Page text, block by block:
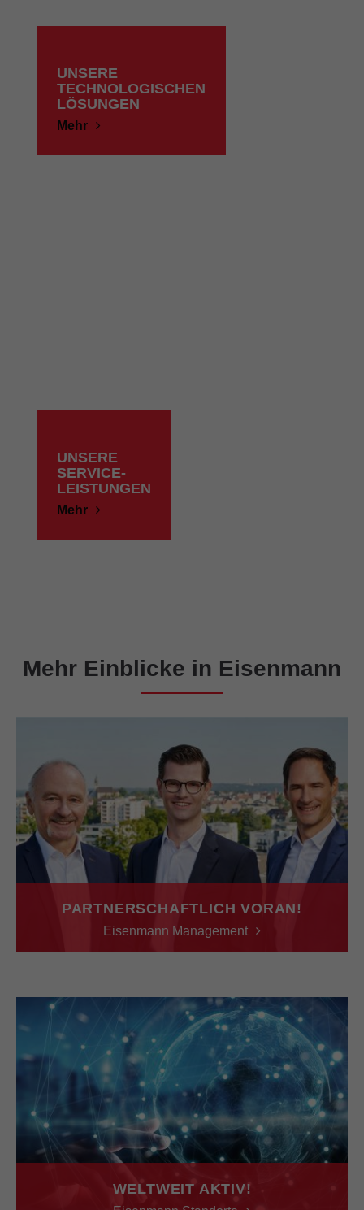
UNSERE
TECHNOLOGISCHEN
LÖSUNGEN
Mehr
UNSERE
SERVICE-
LEISTUNGEN
Mehr
Mehr Einblicke in Eisenmann
PARTNERSCHAFTLICH VORAN!
Eisenmann Management
WELTWEIT AKTIV!